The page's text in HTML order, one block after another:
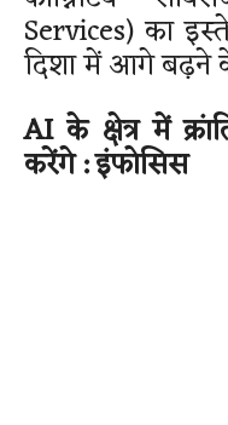
Services) का
दिशा में आगे बढ़ने
AI के क्षेत्र में
करेंगे : इंफोसिस